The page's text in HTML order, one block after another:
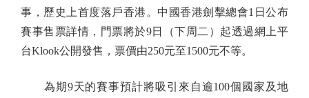
事，歷史上首度落戶香港。中國香港劍擊總會1日公布
賽事售票詳情，門票將於9日（下周二）起透過網上平
台Klook公開發售，票價由250元至1500元不等。
為期9天的賽事預計將吸引來自逾100個國家及地